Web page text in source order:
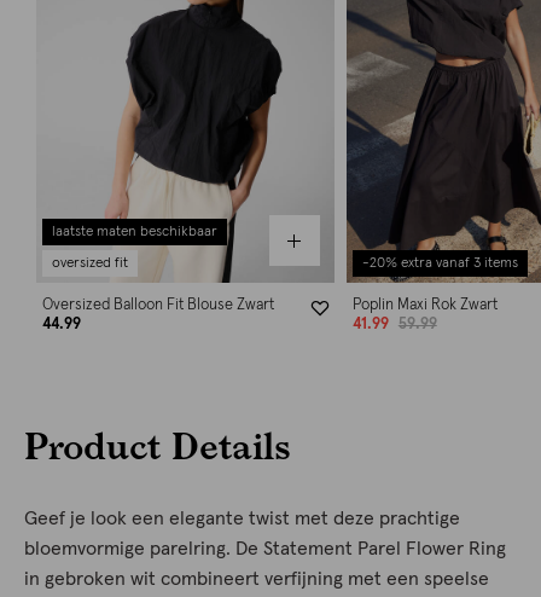
laatste maten beschikbaar
oversized fit
Oversized Balloon Fit Blouse Zwart
44.99
-20% extra vanaf 3 items
Poplin Maxi Rok Zwart
41.99
59.99
Product Details
Geef je look een elegante twist met deze prachtige
bloemvormige parelring. De Statement Parel Flower Ring
in gebroken wit combineert verfijning met een speelse